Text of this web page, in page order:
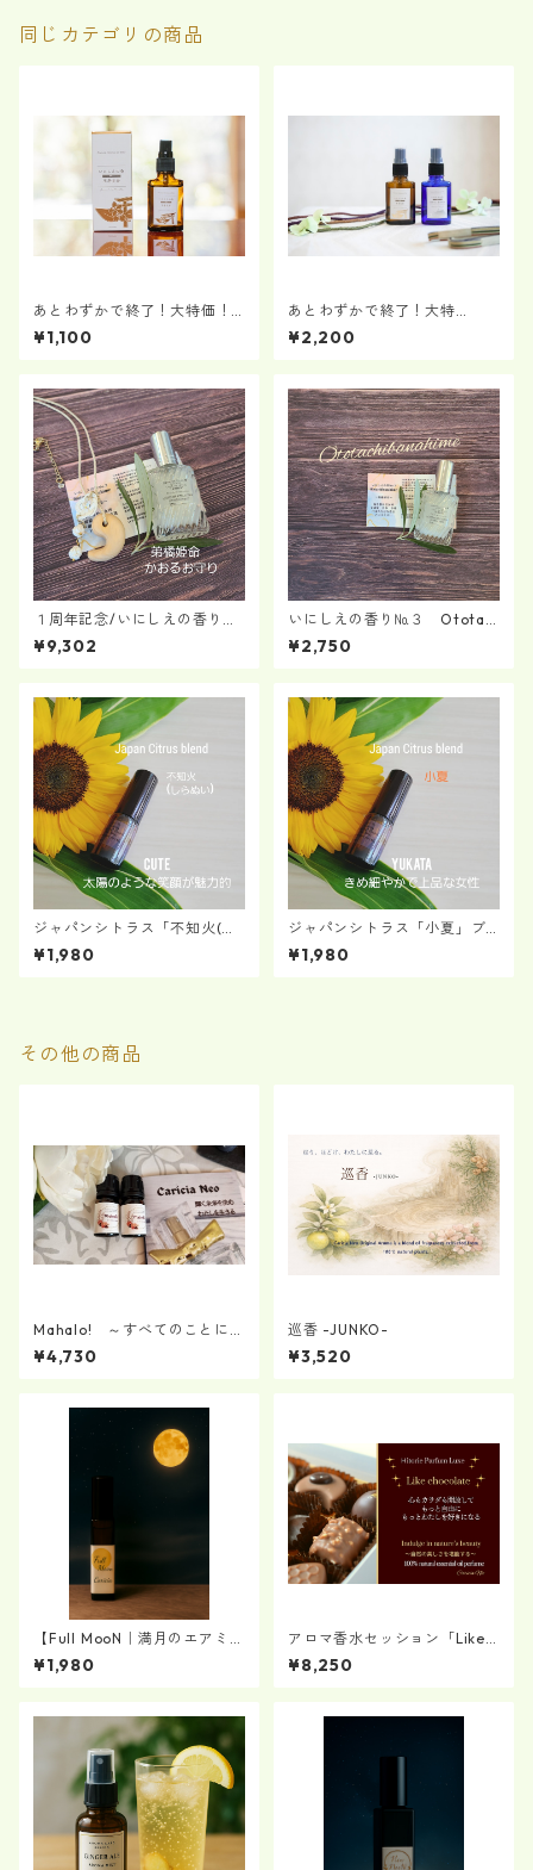
同じカテゴリの商品
あとわずかで終了！大特価！
いにしえの香 No.1「不老長
寿」
¥1,100
あとわずかで終了！大特
価！！神々と生きる橘「いに
しえの香」セット №1＆№２
¥2,200
１周年記念/いにしえの香り
№３ Ototachibanahime～
弟橘姫命～アロマミストと檜
¥9,302
いにしえの香り№３ Ototac
hibanahime～弟橘姫命～アロ
マミスト
¥2,750
ジャパンシトラス「不知火(し
らぬい)」ブレンド "Cute"
¥1,980
ジャパンシトラス「小夏」ブ
レンド "YUKATA"
¥1,980
その他の商品
Mahalo! ～すべてのことに感
謝～ エッセンシャルオイル
¥4,730
巡香 -JUNKO-
¥3,520
【Full MooN｜満月のエアミス
ト】（戸田たちばなブレン
ド）
¥1,980
アロマ香水セッション「Like c
hocolate」
¥8,250